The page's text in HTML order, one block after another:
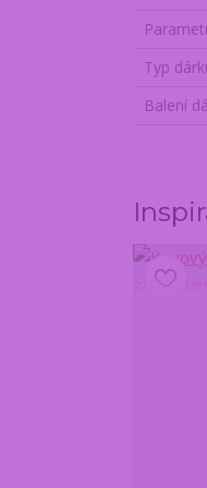
Typ
Balení